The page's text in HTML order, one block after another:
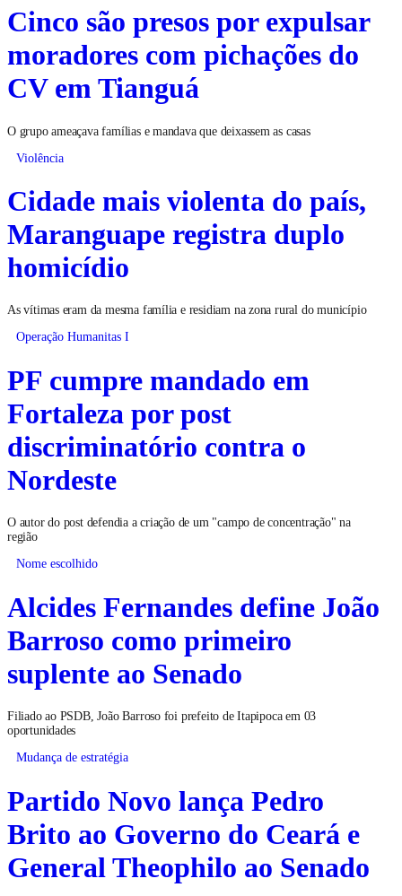
Cinco são presos por expulsar
moradores com pichações do
CV em Tianguá
O grupo ameaçava famílias e mandava que deixassem as casas
Violência
Cidade mais violenta do país,
Maranguape registra duplo
homicídio
As vítimas eram da mesma família e residiam na zona rural do município
Operação Humanitas I
PF cumpre mandado em
Fortaleza por post
discriminatório contra o
Nordeste
O autor do post defendia a criação de um "campo de concentração" na
região
Nome escolhido
Alcides Fernandes define João
Barroso como primeiro
suplente ao Senado
Filiado ao PSDB, João Barroso foi prefeito de Itapipoca em 03
oportunidades
Mudança de estratégia
Partido Novo lança Pedro
Brito ao Governo do Ceará e
General Theophilo ao Senado